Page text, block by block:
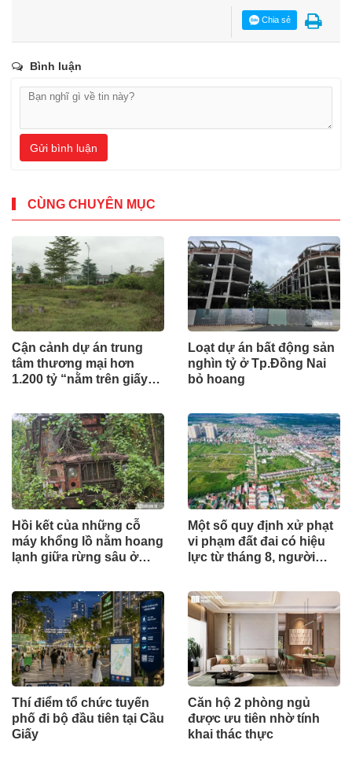
Chia sẻ
Bình luận
Gửi bình luận
CÙNG CHUYÊN MỤC
Cận cảnh dự án trung
tâm thương mại hơn
1.200 tỷ “nằm trên giấy”
Loạt dự án bất động sản
nghìn tỷ ở Tp.Đồng Nai
bỏ hoang
Hồi kết của những cỗ
máy khổng lồ nằm hoang
lạnh giữa rừng sâu ở
Một số quy định xử phạt
vi phạm đất đai có hiệu
lực từ tháng 8, người
Thí điểm tổ chức tuyến
phố đi bộ đầu tiên tại Cầu
Giấy
Căn hộ 2 phòng ngủ
được ưu tiên nhờ tính
khai thác thực